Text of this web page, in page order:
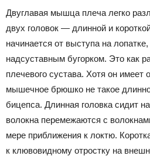
Двуглавая мышца плеча легко
двух головок — длинной и
начинается от выступа на
надсуставным бугорком. Это как
плечевого сустава. Хотя он имеет
мышечное брюшко не такое
бицепса. Длинная головка сидит
волокна перемежаются с
мере приближения к локтю.
к клювовидному отростку на